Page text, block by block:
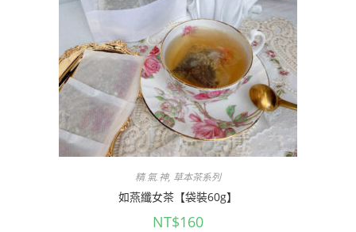
精.氣.神, 草本茶系列
如燕纖女茶【袋裝60g】
NT$160